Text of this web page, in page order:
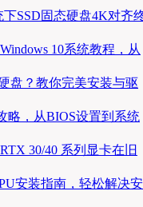
SSD固态硬盘4K对齐
10系统教程，从
盘？教你完美安装与驱
略，从BIOS设置到系统
30/40 系列显卡在旧
安装指南，轻松解决安